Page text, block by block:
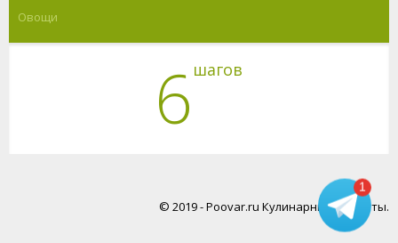
Овощи
6 шагов
© 2019 - Poovar.ru Кулинарные рецепты.
1